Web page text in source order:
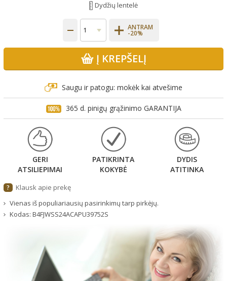
Dydžių lentelė
ANTRAM
-20%
Į KREPŠELĮ
Saugu ir patogu: mokėk kai atvešime
365 d. pinigų grąžinimo GARANTIJA
GERI
ATSILIEPIMAI
PATIKRINTA
KOKYBĖ
DYDIS
ATITINKA
?
Klausk apie prekę
Vienas iš populiariausių pasirinkimų tarp pirkėjų.
Kodas: B4FJWSS24ACAPU39752S